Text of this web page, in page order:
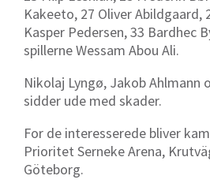
Kakeeto, 27 Oliver Abildgaard,
Kasper Pedersen, 33 Bardhec
spillerne Wessam Abou Ali.
Nikolaj Lyngø, Jakob Ahlmann
sidder ude med skader.
For de interesserede bliver
Prioritet Serneke Arena,
Göteborg.